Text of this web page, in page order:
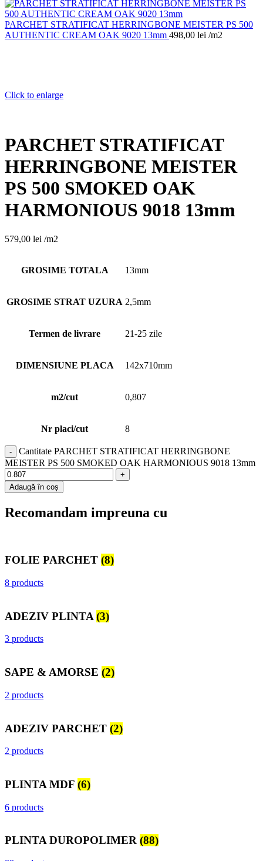
PARCHET STRATIFICAT HERRINGBONE MEISTER PS 500
AUTHENTIC CREAM OAK 9020 13mm 498,00 lei /m2
Click to enlarge
PARCHET STRATIFICAT
HERRINGBONE MEISTER
PS 500 SMOKED OAK
HARMONIOUS 9018 13mm
579,00 lei /m2
GROSIME TOTALA 13mm
GROSIME STRAT UZURA 2,5mm
Termen de livrare 21-25 zile
DIMENSIUNE PLACA 142x710mm
m2/cut 0,807
Nr placi/cut 8
Cantitate PARCHET STRATIFICAT HERRINGBONE
MEISTER PS 500 SMOKED OAK HARMONIOUS 9018 13mm
Adaugă în coș
Recomandam impreuna cu
FOLIE PARCHET (8)
8 products
ADEZIV PLINTA (3)
3 products
SAPE & AMORSE (2)
2 products
ADEZIV PARCHET (2)
2 products
PLINTA MDF (6)
6 products
PLINTA DUROPOLIMER (88)